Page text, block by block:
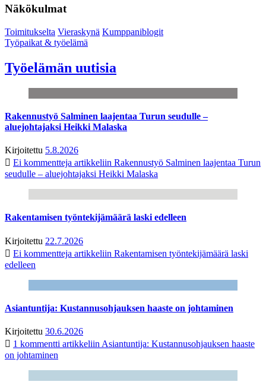
Näkökulmat
Toimitukselta Vieraskynä Kumppaniblogit
Työpaikat & työelämä
Työelämän uutisia
Rakennustyö Salminen laajentaa Turun seudulle –
aluejohtajaksi Heikki Malaska
Kirjoitettu 5.8.2026
Ei kommentteja artikkeliin Rakennustyö Salminen laajentaa Turun
seudulle – aluejohtajaksi Heikki Malaska
Rakentamisen työntekijämäärä laski edelleen
Kirjoitettu 22.7.2026
Ei kommentteja artikkeliin Rakentamisen työntekijämäärä laski
edelleen
Asiantuntija: Kustannusohjauksen haaste on johtaminen
Kirjoitettu 30.6.2026
1 kommentti artikkeliin Asiantuntija: Kustannusohjauksen haaste
on johtaminen